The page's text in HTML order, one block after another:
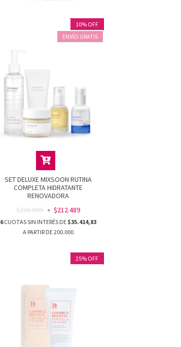
10% OFF
ENVÍO GRATIS
SET DELUXE MIXSOON RUTINA
COMPLETA HIDRATANTE
RENOVADORA
$236.099
$212.489
6CUOTAS SIN INTERÉS DE $35.414,83
25% OFF